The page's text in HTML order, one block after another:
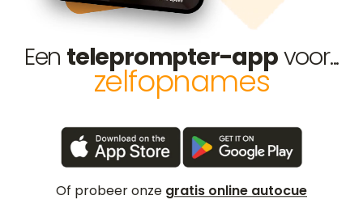
Een teleprompter-appvoor...
zelfopnames
preken
Of probeer onze gratis online autocue